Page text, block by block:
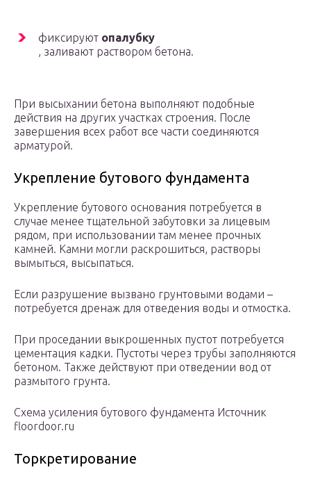
фиксируют опалубку
, заливают раствором бетона.
При высыхании бетона выполняют подобные
действия на других участках строения. После
завершения всех работ все части соединяются
арматурой.
Укрепление бутового фундамента
Укрепление бутового основания потребуется в
случае менее тщательной забутовки за лицевым
рядом, при использовании там менее прочных
камней. Камни могли раскрошиться, растворы
вымыться, высыпаться.
Если разрушение вызвано грунтовыми водами –
потребуется дренаж для отведения воды и отмостка.
При проседании выкрошенных пустот потребуется
цементация кадки. Пустоты через трубы заполняются
бетоном. Также действуют при отведении вод от
размытого грунта.
Схема усиления бутового фундамента Источник
floordoor.ru
Торкретирование